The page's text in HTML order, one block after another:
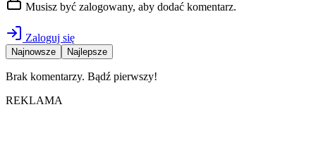
Musisz być zalogowany, aby dodać komentarz.
Zaloguj się
Najnowsze Najlepsze
Brak komentarzy. Bądź pierwszy!
REKLAMA